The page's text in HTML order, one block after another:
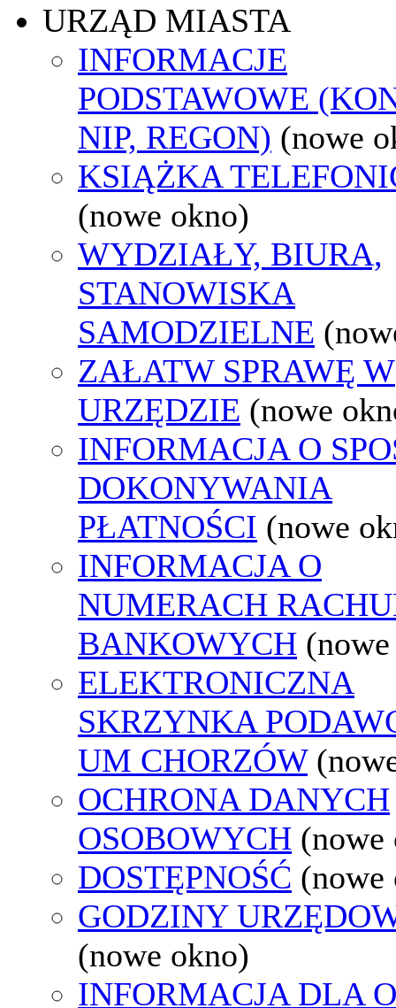
URZĄD MIASTA
INFORMACJE
PODSTAWOWE
NIP, REGON) (nowe
KSIĄŻKA
(nowe okno)
WYDZIAŁY, BIURA,
STANOWISKA
SAMODZIELNE
ZAŁATW SPRAWĘ W
URZĘDZIE (nowe
INFORMACJA O
DOKONYWANIA
PŁATNOŚCI (nowe
INFORMACJA O
NUMERACH
BANKOWYCH
ELEKTRONICZNA
SKRZYNKA
UM CHORZÓW
OCHRONA DANYCH
OSOBOWYCH (nowe
DOSTĘPNOŚĆ (nowe
GODZINY
(nowe okno)
INFORMACJA DLA